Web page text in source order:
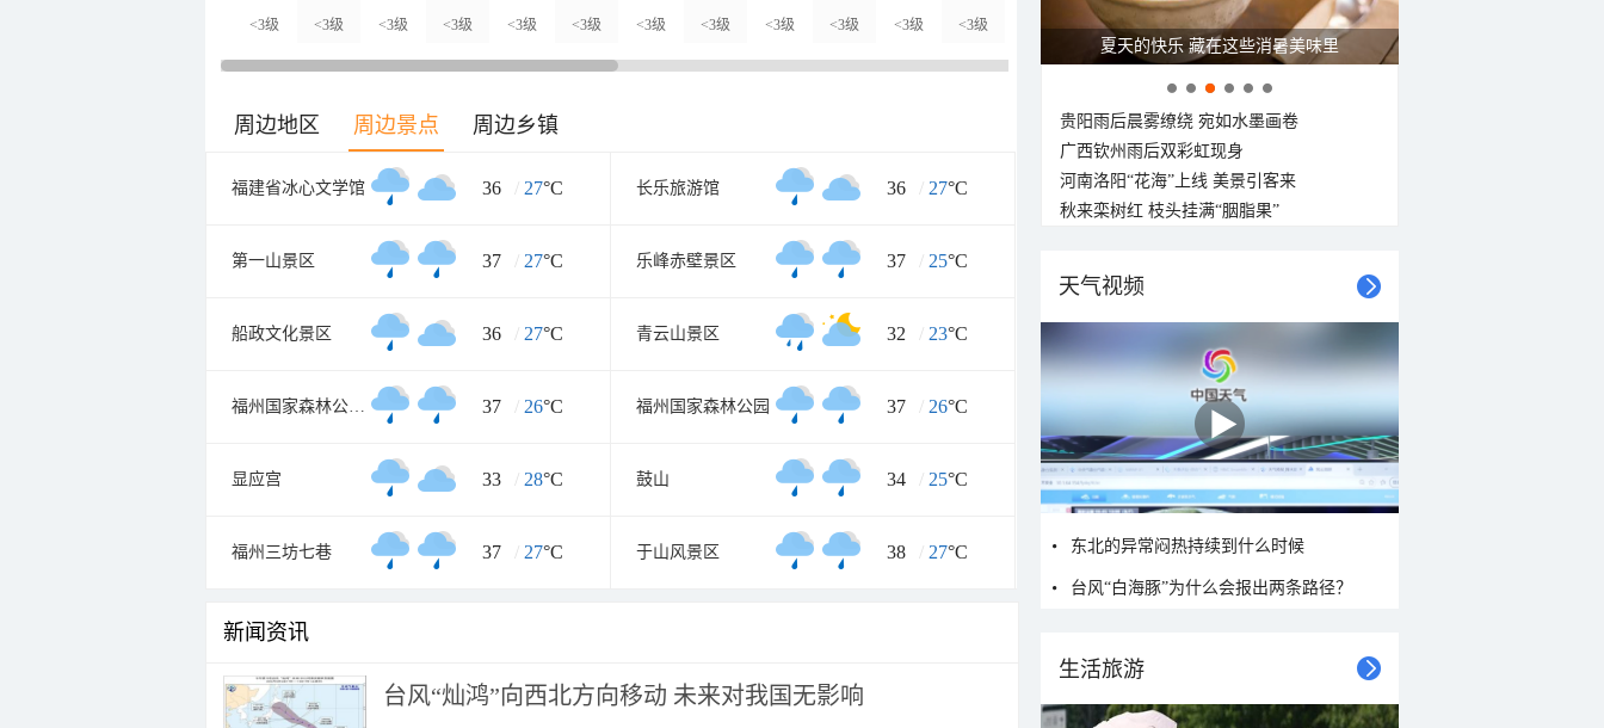
<3级 <3级 <3级 <3级 <3级 <3级 <3级 <3级 <3级 <3级 <3级 <3级 <3级 <3级 <3级 <3级 <3级 <3级
周边地区 周边景点 周边乡镇
福建省冰心文学馆 36 / 27°C 长乐旅游馆 36 / 27°C
第一山景区 37 / 27°C 乐峰赤壁景区 37 / 25°C
船政文化景区 36 / 27°C 青云山景区 32 / 23°C
福州国家森林公园南门 37 / 26°C 福州国家森林公园 37 / 26°C
显应宫 33 / 28°C 鼓山 34 / 25°C
福州三坊七巷 37 / 27°C 于山风景区 38 / 27°C
新闻资讯
台风“灿鸿”向西北方向移动 未来对我国无影响
夏天的快乐 藏在这些消暑美味里
贵阳雨后晨雾缭绕 宛如水墨画卷
广西钦州雨后双彩虹现身
河南洛阳“花海”上线 美景引客来
秋来栾树红 枝头挂满“胭脂果”
天气视频
东北的异常闷热持续到什么时候
台风“白海豚”为什么会报出两条路径？
生活旅游